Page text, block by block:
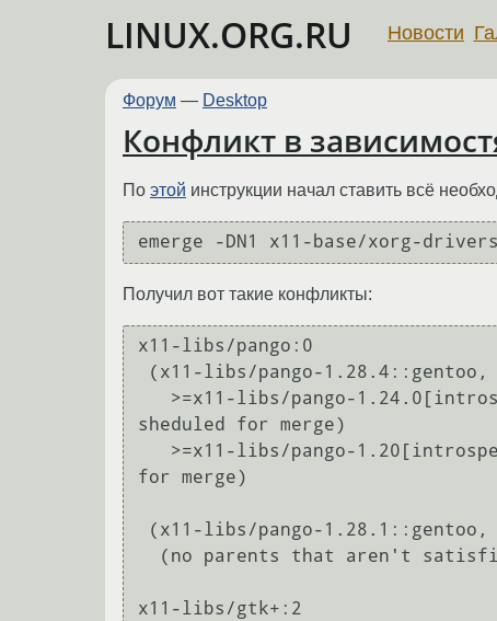
LINUX.ORG.RU Новости
Форум — Desktop
Конфликт в
По этой инструкции начал ставить всё
emerge -DN1 x11-base/xorg-drivers
Получил вот такие конфликты:
x11-libs/pango:0
sheduled for merge)
for merge)
x11-libs/gtk+:2